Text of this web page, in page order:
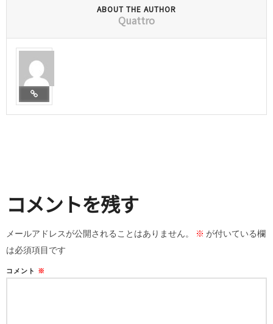
ABOUT THE AUTHOR
Quattro
コメントを残す
メールアドレスが公開されることはありません。 ※ が付いている欄
は必須項目です
コメント ※